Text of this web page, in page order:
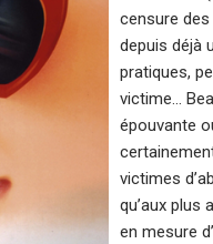
censure
depuis déjà
pratiques,
victime…
épouvante
victimes
qu’aux plus
en mesure